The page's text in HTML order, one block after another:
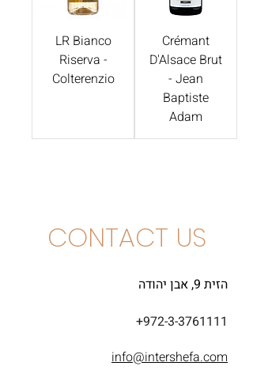
Crémant
D'Alsace Brut
- Jean
Baptiste
Adam
LR Bianco
Riserva -
Colterenzio
CONTACT US
הזית 9, אבן יהודה
+972-3-3761111
info@intershefa.com